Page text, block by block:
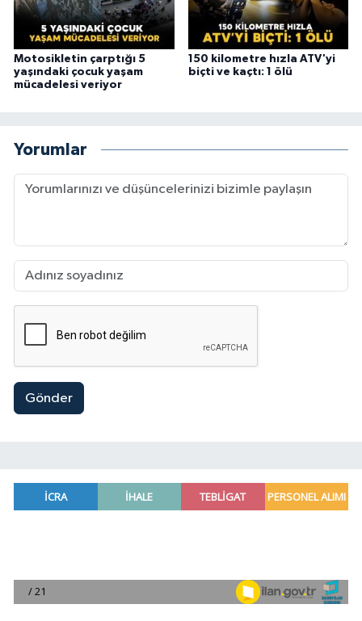
Motosikletin çarptığı 5
yaşındaki çocuk yaşam
mücadelesi veriyor
150 kilometre hızla ATV'yi
biçti ve kaçtı: 1 ölü
Yorumlar
Gönder